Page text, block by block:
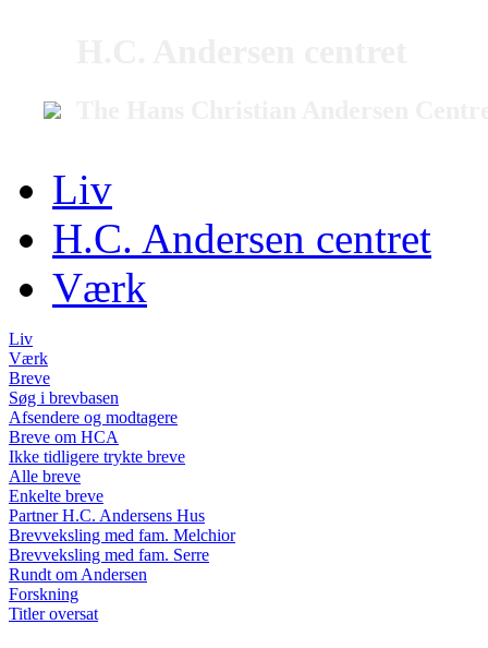
Liv
H.C. Andersen centret
Værk
Liv
Værk
Breve
Søg i brevbasen
Afsendere og modtagere
Breve om HCA
Ikke tidligere trykte breve
Alle breve
Enkelte breve
Partner H.C. Andersens Hus
Brevveksling med fam. Melchior
Brevveksling med fam. Serre
Rundt om Andersen
Forskning
Titler oversat